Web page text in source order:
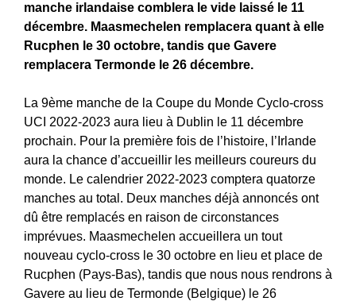
manche irlandaise comblera le vide laissé le 11
décembre. Maasmechelen remplacera quant à elle
Rucphen le 30 octobre, tandis que Gavere
remplacera Termonde le 26 décembre.
La 9ème manche de la Coupe du Monde Cyclo-cross
UCI 2022-2023 aura lieu à Dublin le 11 décembre
prochain. Pour la première fois de l’histoire, l’Irlande
aura la chance d’accueillir les meilleurs coureurs du
monde. Le calendrier 2022-2023 comptera quatorze
manches au total. Deux manches déjà annoncés ont
dû être remplacés en raison de circonstances
imprévues. Maasmechelen accueillera un tout
nouveau cyclo-cross le 30 octobre en lieu et place de
Rucphen (Pays-Bas), tandis que nous nous rendrons à
Gavere au lieu de Termonde (Belgique) le 26